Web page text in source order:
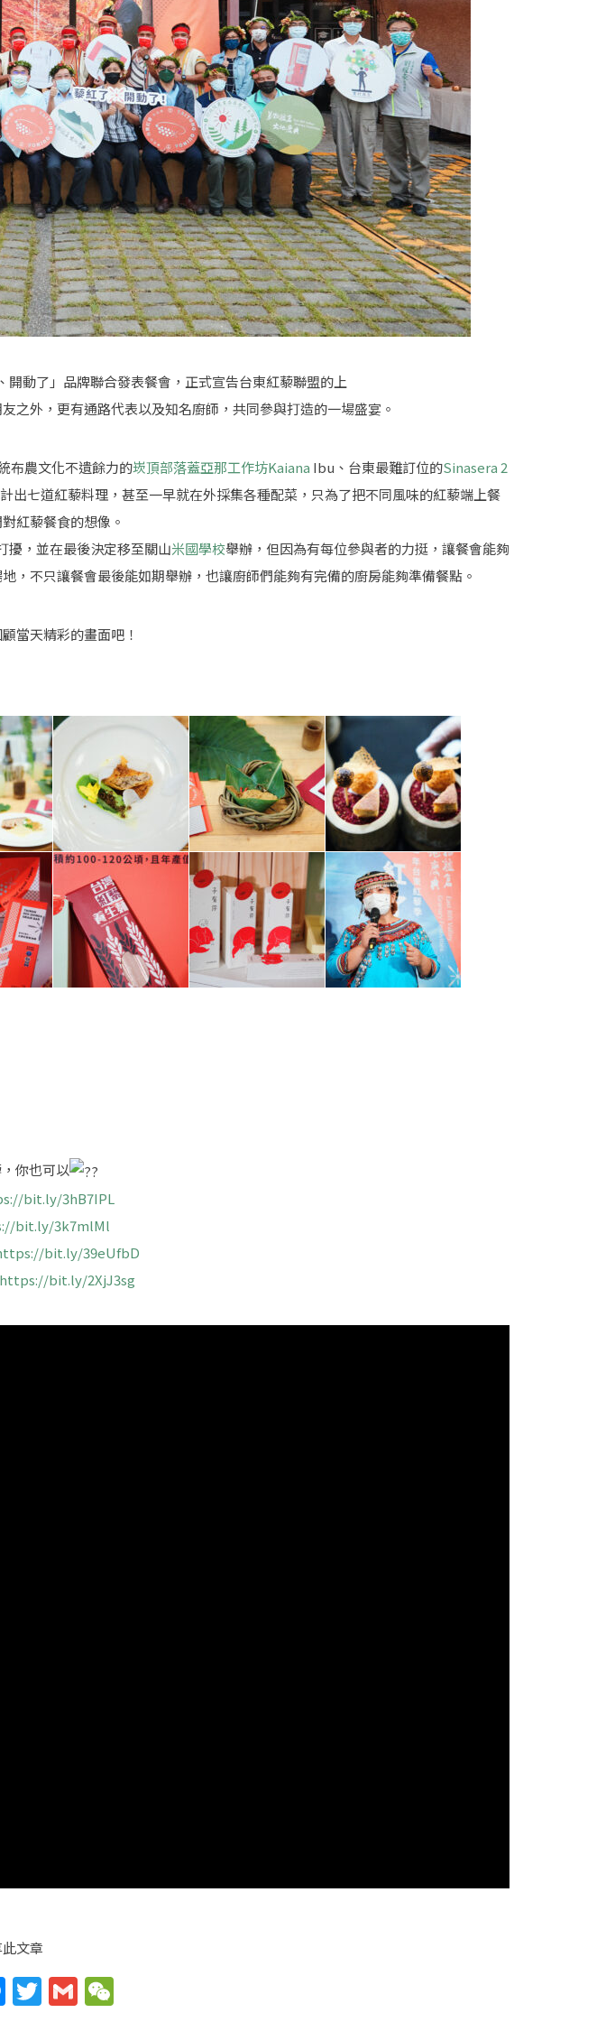
動了」品牌聯合發表餐會，正式宣告台東紅藜聯盟的上
之外，更有通路代表以及知名廚師，共同參與打造的一場盛宴。
布農文化不遺餘力的崁頂部落蓋亞那工作坊Kaiana Ibu、台東最難訂位的Sinasera 2
出七道紅藜料理，甚至一早就在外採集各種配菜，只為了把不同風味的紅藜端上餐
紅藜餐食的想像。
擾，並在最後決定移至關山米國學校舉辦，但因為有每位參與者的力挺，讓餐會能夠
不只讓餐會最後能如期舉辦，也讓廚師們能夠有完備的廚房能夠準備餐點。
當天精彩的畫面吧！
你也可以
bit.ly/3hB7IPL
bit.ly/3k7mlMl
bit.ly/39eUfbD
https://bit.ly/2XjJ3sg
文章
M T G